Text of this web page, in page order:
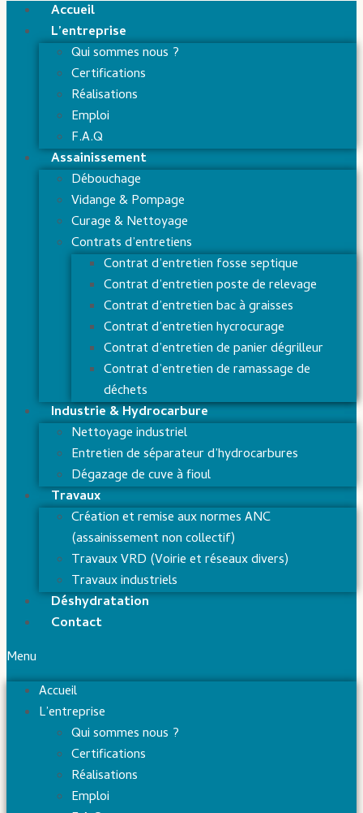
Accueil
L’entreprise
Qui sommes nous ?
Certifications
Réalisations
Emploi
F.A.Q
Assainissement
Débouchage
Vidange & Pompage
Curage & Nettoyage
Contrats d’entretiens
Contrat d’entretien fosse septique
Contrat d’entretien poste de relevage
Contrat d’entretien bac à graisses
Contrat d’entretien hycrocurage
Contrat d’entretien de panier dégrilleur
Contrat d’entretien de ramassage de
déchets
Industrie & Hydrocarbure
Nettoyage industriel
Entretien de séparateur d’hydrocarbures
Dégazage de cuve à fioul
Travaux
Création et remise aux normes ANC
(assainissement non collectif)
Travaux VRD (Voirie et réseaux divers)
Travaux industriels
Déshydratation
Contact
Menu
Accueil
L’entreprise
Qui sommes nous ?
Certifications
Réalisations
Emploi